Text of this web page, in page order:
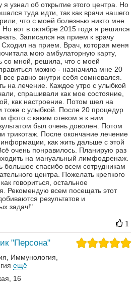
я узнал об открытие этого центра. Но
туда идти, так как врачи нашего
что с моей болезнью никто мне
Но вот в октябре 2015 года я решился
Записался на прием к врачу
на прием. Врач, которая меня
мою амбулаторную карту,
со мной, решила, что с моей
можно - назначила мне 20
все равно внутри себя сомневался.
на лечение. Каждое утро с улыбкой
спрашивали как мое состояние,
как настроение. Потом шел на
тоже с улыбкой. После 20 процедур
фото с каким отеком я к ним
был очень доволен. Потом
трикотаж. После окончание лечение
как жить дальше с этой
очень понравилось. Планирую раз
на мануальный лимфодренаж.
большое спасибо всем сотрудникам
центра. Пожелать крепкого
говориться, остальное
Рекомендую всем посещать этот
результатов и
задач!"
1
"Персона"
Иммунология
ещё
16